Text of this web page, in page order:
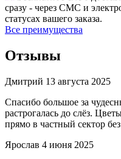
сразу - через СМС и
статусах вашего заказа.
Все преимущества
Отзывы
Дмитрий 13 августа 2025
Спасибо большое за
растрогалась до слёз.
прямо в частный сектор
Ярослав 4 июня 2025